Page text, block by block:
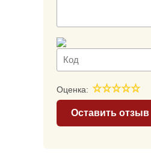
Оценка:
Оставить отзыв